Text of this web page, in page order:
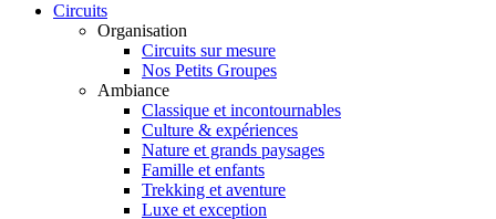
Circuits
Organisation
Circuits sur mesure
Nos Petits Groupes
Ambiance
Classique et incontournables
Culture & expériences
Nature et grands paysages
Famille et enfants
Trekking et aventure
Luxe et exception